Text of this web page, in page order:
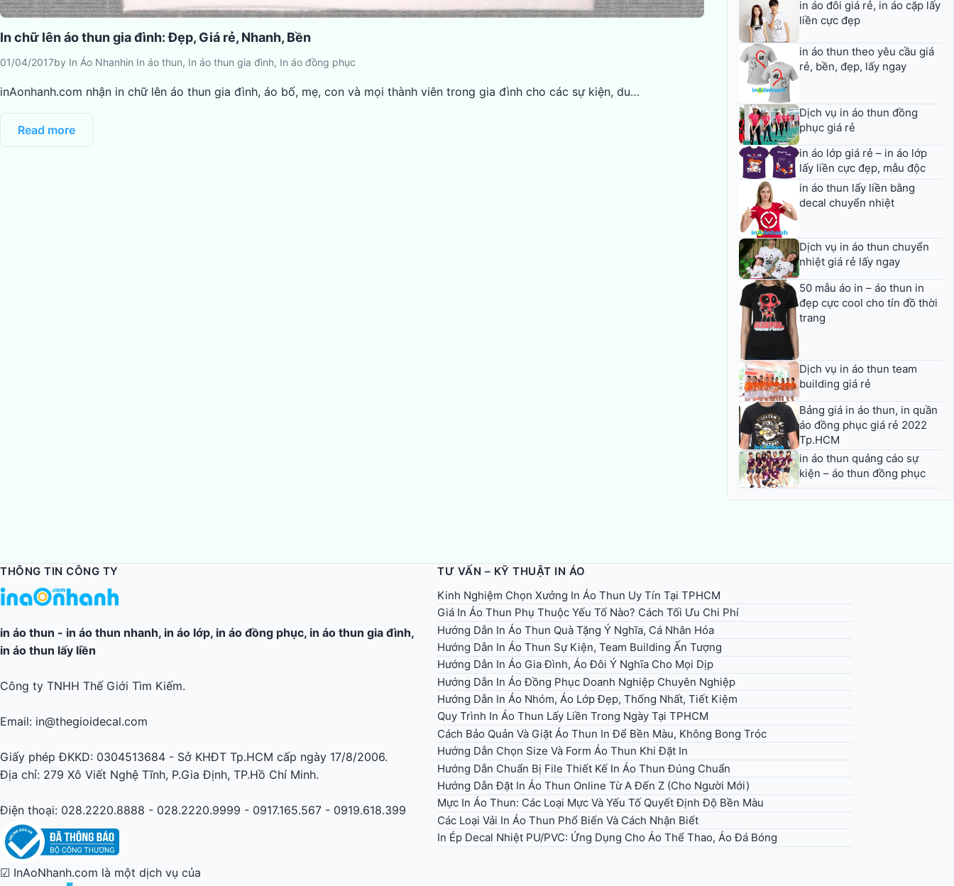
In chữ lên áo thun gia đình: Đẹp, Giá rẻ, Nhanh, Bền
01/04/2017by In Áo Nhanhin In áo thun, In áo thun gia đình, In áo đồng phục
inAonhanh.com nhận in chữ lên áo thun gia đình, áo bố, mẹ, con và mọi thành viên trong gia đình cho các sự kiện, du…
Read more
in áo đôi giá rẻ, in áo cặp lấy
liền cực đẹp
in áo thun theo yêu cầu giá
rẻ, bền, đẹp, lấy ngay
Dịch vụ in áo thun đồng
phục giá rẻ
in áo lớp giá rẻ – in áo lớp
lấy liền cực đẹp, mẫu độc
in áo thun lấy liền bằng
decal chuyển nhiệt
Dịch vụ in áo thun chuyển
nhiệt giá rẻ lấy ngay
50 mẫu áo in – áo thun in
đẹp cực cool cho tín đồ thời
trang
Dịch vụ in áo thun team
building giá rẻ
Bảng giá in áo thun, in quần
áo đồng phục giá rẻ 2022
Tp.HCM
in áo thun quảng cáo sự
kiện – áo thun đồng phục
THÔNG TIN CÔNG TY
in áo thun - in áo thun nhanh, in áo lớp, in áo đồng phục, in áo thun gia đình,
in áo thun lấy liền
Công ty TNHH Thế Giới Tìm Kiếm.
Email: in@thegioidecal.com
Giấy phép ĐKKD: 0304513684 - Sở KHĐT Tp.HCM cấp ngày 17/8/2006.
Địa chỉ: 279 Xô Viết Nghệ Tĩnh, P.Gia Định, TP.Hồ Chí Minh.
Điện thoại: 028.2220.8888 - 028.2220.9999 - 0917.165.567 - 0919.618.399
☑ InAoNhanh.com là một dịch vụ của
TƯ VẤN – KỸ THUẬT IN ÁO
Kinh Nghiệm Chọn Xưởng In Áo Thun Uy Tín Tại TPHCM
Giá In Áo Thun Phụ Thuộc Yếu Tố Nào? Cách Tối Ưu Chi Phí
Hướng Dẫn In Áo Thun Quà Tặng Ý Nghĩa, Cá Nhân Hóa
Hướng Dẫn In Áo Thun Sự Kiện, Team Building Ấn Tượng
Hướng Dẫn In Áo Gia Đình, Áo Đôi Ý Nghĩa Cho Mọi Dịp
Hướng Dẫn In Áo Đồng Phục Doanh Nghiệp Chuyên Nghiệp
Hướng Dẫn In Áo Nhóm, Áo Lớp Đẹp, Thống Nhất, Tiết Kiệm
Quy Trình In Áo Thun Lấy Liền Trong Ngày Tại TPHCM
Cách Bảo Quản Và Giặt Áo Thun In Để Bền Màu, Không Bong Tróc
Hướng Dẫn Chọn Size Và Form Áo Thun Khi Đặt In
Hướng Dẫn Chuẩn Bị File Thiết Kế In Áo Thun Đúng Chuẩn
Hướng Dẫn Đặt In Áo Thun Online Từ A Đến Z (Cho Người Mới)
Mực In Áo Thun: Các Loại Mực Và Yếu Tố Quyết Định Độ Bền Màu
Các Loại Vải In Áo Thun Phổ Biến Và Cách Nhận Biết
In Ép Decal Nhiệt PU/PVC: Ứng Dụng Cho Áo Thể Thao, Áo Đá Bóng